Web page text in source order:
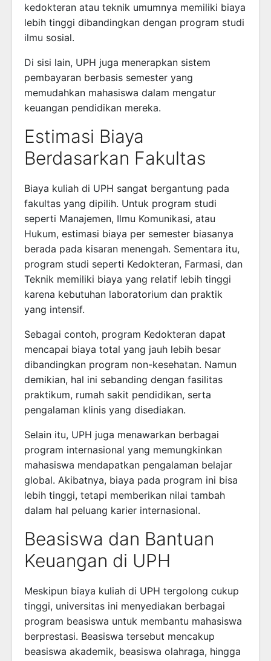
kedokteran atau teknik umumnya memiliki biaya
lebih tinggi dibandingkan dengan program studi
ilmu sosial.
Di sisi lain, UPH juga menerapkan sistem
pembayaran berbasis semester yang
memudahkan mahasiswa dalam mengatur
keuangan pendidikan mereka.
Estimasi Biaya
Berdasarkan Fakultas
Biaya kuliah di UPH sangat bergantung pada
fakultas yang dipilih. Untuk program studi
seperti Manajemen, Ilmu Komunikasi, atau
Hukum, estimasi biaya per semester biasanya
berada pada kisaran menengah. Sementara itu,
program studi seperti Kedokteran, Farmasi, dan
Teknik memiliki biaya yang relatif lebih tinggi
karena kebutuhan laboratorium dan praktik
yang intensif.
Sebagai contoh, program Kedokteran dapat
mencapai biaya total yang jauh lebih besar
dibandingkan program non-kesehatan. Namun
demikian, hal ini sebanding dengan fasilitas
praktikum, rumah sakit pendidikan, serta
pengalaman klinis yang disediakan.
Selain itu, UPH juga menawarkan berbagai
program internasional yang memungkinkan
mahasiswa mendapatkan pengalaman belajar
global. Akibatnya, biaya pada program ini bisa
lebih tinggi, tetapi memberikan nilai tambah
dalam hal peluang karier internasional.
Beasiswa dan Bantuan
Keuangan di UPH
Meskipun biaya kuliah di UPH tergolong cukup
tinggi, universitas ini menyediakan berbagai
program beasiswa untuk membantu mahasiswa
berprestasi. Beasiswa tersebut mencakup
beasiswa akademik, beasiswa olahraga, hingga